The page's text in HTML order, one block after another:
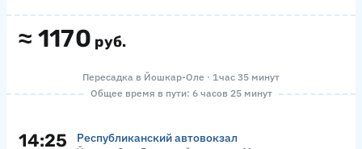
≈ 1170 руб.
Пересадка в Йошкар-Оле · 1 час 35 минут
Общее время в пути: 6 часов 25 минут
14:25 Республиканский автовокзал